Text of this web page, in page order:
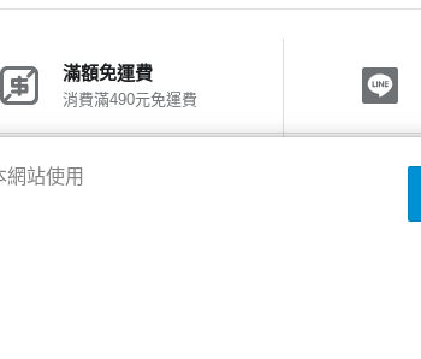
滿額免運費
消費滿490元免運費
神腦會員福利
站使用